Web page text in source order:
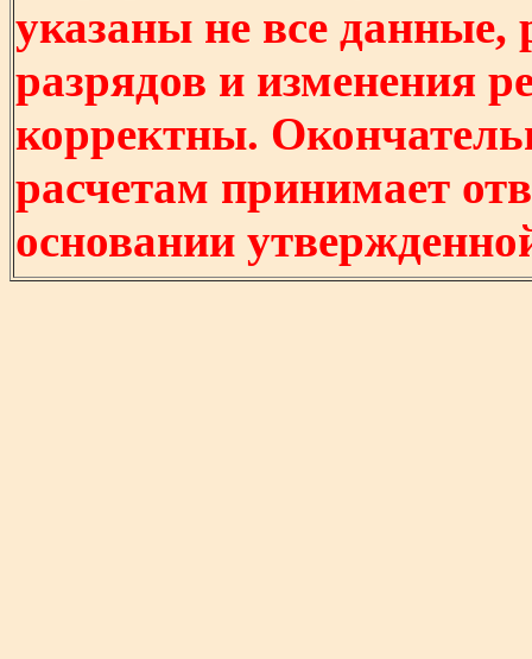
указаны не все
разрядов и изменения
корректны.
расчетам принимает
основании